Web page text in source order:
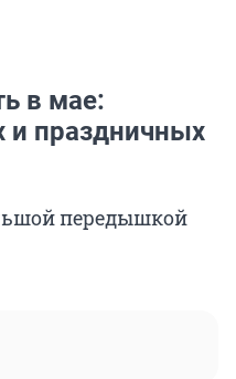
в мае:
и праздничных
передышкой